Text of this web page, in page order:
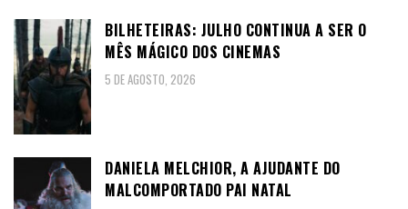
BILHETEIRAS: JULHO CONTINUA A SER O
MÊS MÁGICO DOS CINEMAS
5 DE AGOSTO, 2026
DANIELA MELCHIOR, A AJUDANTE DO
MALCOMPORTADO PAI NATAL